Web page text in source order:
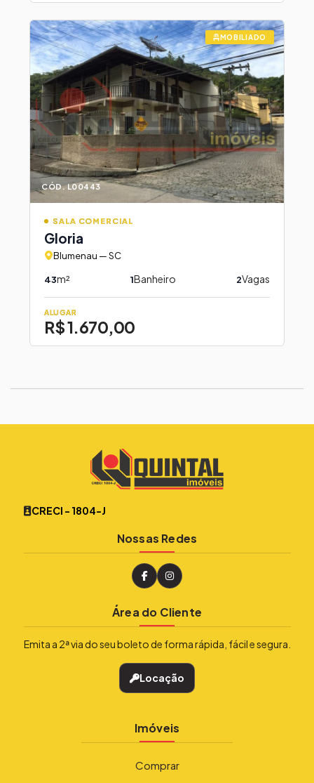
MOBILIADO
CÓD. L00443
SALA COMERCIAL
Gloria
Blumenau — SC
43m² 1Banheiro 2Vagas
ALUGAR
R$ 1.670,00
CRECI - 1804-J
Nossas Redes
Área do Cliente
Emita a 2ª via do seu boleto de forma rápida, fácil e segura.
Locação
Imóveis
Comprar